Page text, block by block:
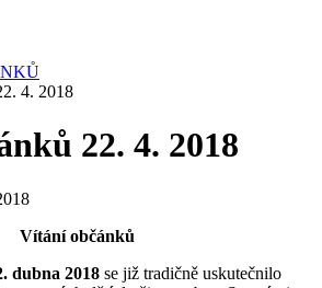
4. 2018
22. 4. 2018
Vítání občánků
dubna 2018 se již tradičně uskutečnilo